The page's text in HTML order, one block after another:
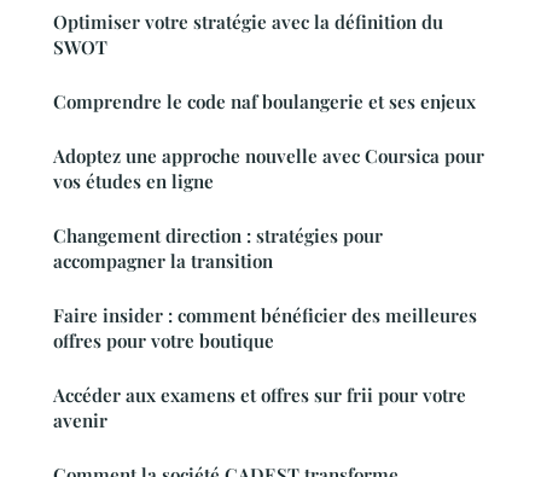
Optimiser votre stratégie avec la définition du
SWOT
Comprendre le code naf boulangerie et ses enjeux
Adoptez une approche nouvelle avec Coursica pour
vos études en ligne
Changement direction : stratégies pour
accompagner la transition
Faire insider : comment bénéficier des meilleures
offres pour votre boutique
Accéder aux examens et offres sur frii pour votre
avenir